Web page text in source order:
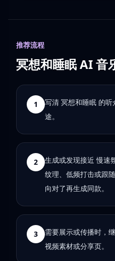
推荐流程
冥想和睡眠 AI 音
1
写清 冥想和睡眠 的
途。
2
生成或发现接近 慢速
纹理、低频打击或跟
向对了再生成同款。
3
需要展示或传播时，
视频素材或分享页。